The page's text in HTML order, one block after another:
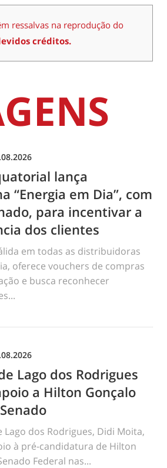
ressalvas na reprodução do
créditos.
lança
“Energia em Dia”, com
para incentivar a
dos clientes
em todas as distribuidoras
oferece vouchers de compras
e busca reconhecer
Lago dos Rodrigues
a Hilton Gonçalo
Lago dos Rodrigues, Didi Moita,
à pré-candidatura de Hilton
Federal nas...